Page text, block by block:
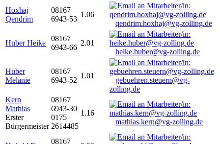
Hoxhaj
Qendrim
08167
6943-53
1.06
qendrim.hoxhaj@vg-zolling.de
Huber Heike
08167
6943-66
2.01
heike.huber@vg-zolling.de
Huber
Melanie
08167
6943-52
1.01
gebuehren.steuern@vg-
zolling.de
Kern
Mathias
Erster
Bürgermeister
08167
6943-30
0175
2614485
1.16
mathias.kern@vg-zolling.de
08167